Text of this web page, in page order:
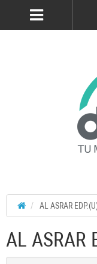
AL ASRAR
AL ASRAR